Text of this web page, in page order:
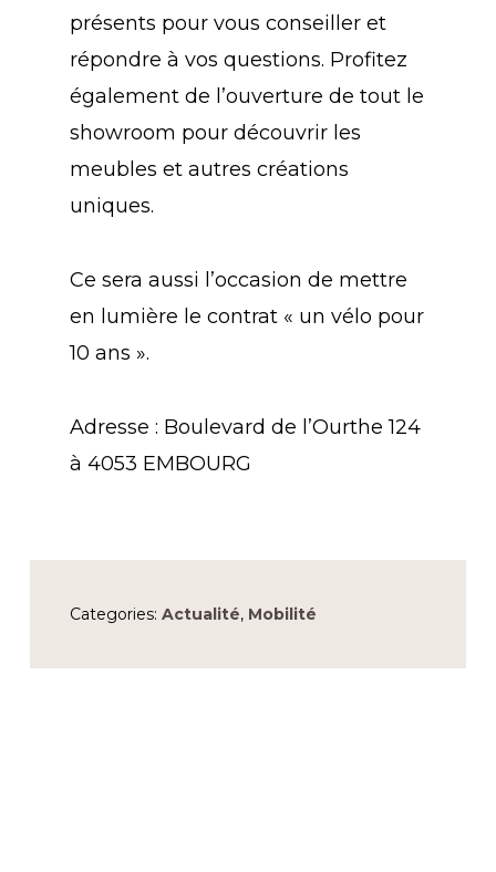
présents pour vous conseiller et
répondre à vos questions. Profitez
également de l’ouverture de tout le
showroom pour découvrir les
meubles et autres créations
uniques.
Ce sera aussi l’occasion de mettre
en lumière le contrat « un vélo pour
10 ans ».
Adresse : Boulevard de l’Ourthe 124
à 4053 EMBOURG
Categories: Actualité, Mobilité